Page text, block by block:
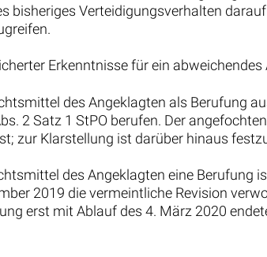
bisheriges Verteidigungsverhalten
Erkenntnisse für ein
des Angeklagten als Berufung
2 Satz 1 StPO berufen. Der
zur Klarstellung ist darüber hinaus
des Angeklagten eine Berufung
2019 die vermeintliche Revision
erst mit Ablauf des 4. März 2020